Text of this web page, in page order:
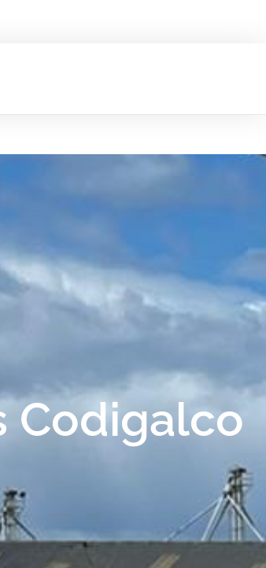
Codigalco